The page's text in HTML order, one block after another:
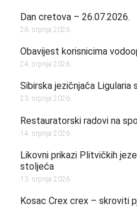
Dan cretova – 26.07.2026.
26. srpnja 2026.
Obavijest korisnicima
24. srpnja 2026.
Sibirska jezičnjača Ligularia
23. srpnja 2026.
Restauratorski radovi na
14. srpnja 2026.
Likovni prikazi Plitvičkih
stoljeća
13. srpnja 2026.
Kosac Crex crex – skroviti